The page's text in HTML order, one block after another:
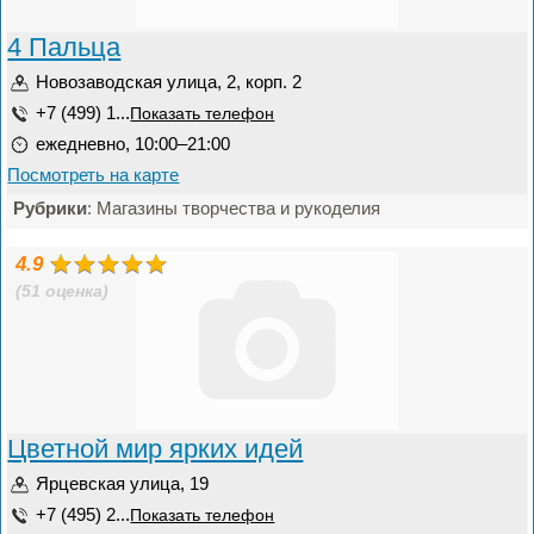
4 Пальца
Новозаводская улица, 2, корп. 2
+7 (499) 1... Показать телефон
ежедневно, 10:00–21:00
Посмотреть на карте
Рубрики: Магазины творчества и рукоделия
4.9
(51 оценка)
Цветной мир ярких идей
Ярцевская улица, 19
+7 (495) 2... Показать телефон